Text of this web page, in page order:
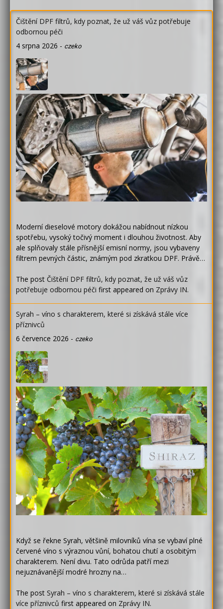
Čištění DPF filtrů, kdy poznat, že už váš vůz potřebuje
odbornou péči
4 srpna 2026 - czeko
Moderní dieselové motory dokážou nabídnout nízkou
spotřebu, vysoký točivý moment i dlouhou životnost. Aby
ale splňovaly stále přísnější emisní normy, jsou vybaveny
filtrem pevných částic, známým pod zkratkou DPF. Právě…
The post Čištění DPF filtrů, kdy poznat, že už váš vůz
potřebuje odbornou péči first appeared on Zprávy IN.
Syrah – víno s charakterem, které si získává stále více
příznivců
6 července 2026 - czeko
Když se řekne Syrah, většině milovníků vína se vybaví plné
červené víno s výraznou vůní, bohatou chutí a osobitým
charakterem. Není divu. Tato odrůda patří mezi
nejuznávanější modré hrozny na…
The post Syrah – víno s charakterem, které si získává stále
více příznivců first appeared on Zprávy IN.